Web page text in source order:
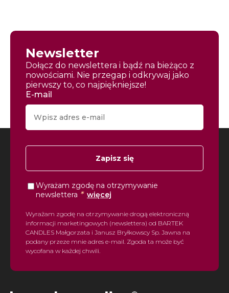
Newsletter
Dołącz do newslettera i bądź na bieżąco z
nowościami. Nie przegap i odkrywaj jako
pierwszy to, co najpiękniejsze!
E-mail
Zapisz się
Wyrażam zgodę na otrzymywanie
newslettera * więcej
Wyrażam zgodę na otrzymywanie drogą elektroniczną
informacji marketingowych (newslettera) od BARTEK
CANDLES Małgorzata i Janusz Bryłkowscy Sp. Jawna na
podany przeze mnie adres e-mail. Zgoda ta może być
wycofana w każdej chwili.